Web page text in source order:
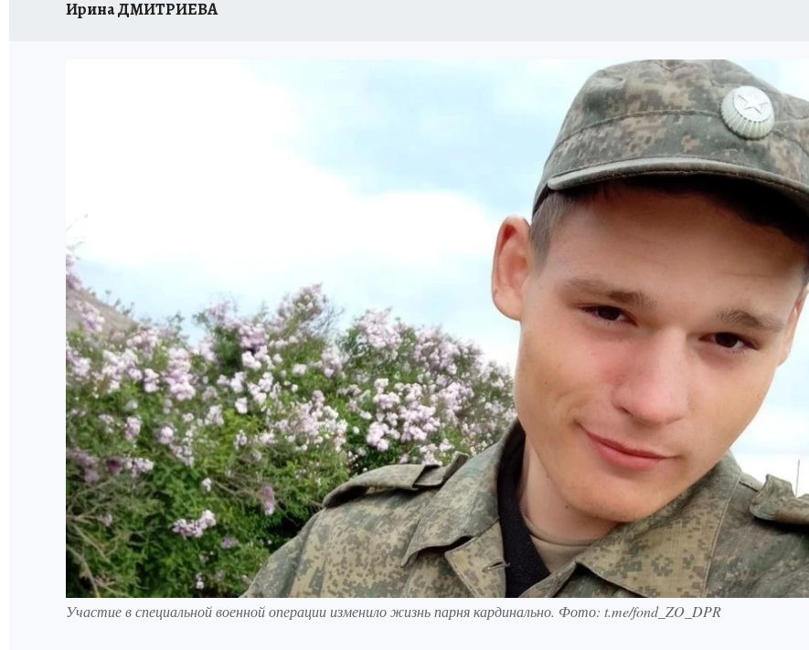
Ирина ДМИТРИЕВА
Участие в специальной военной операции изменило жизнь парня кардинально. Фото: t.me/fond_ZO_DPR